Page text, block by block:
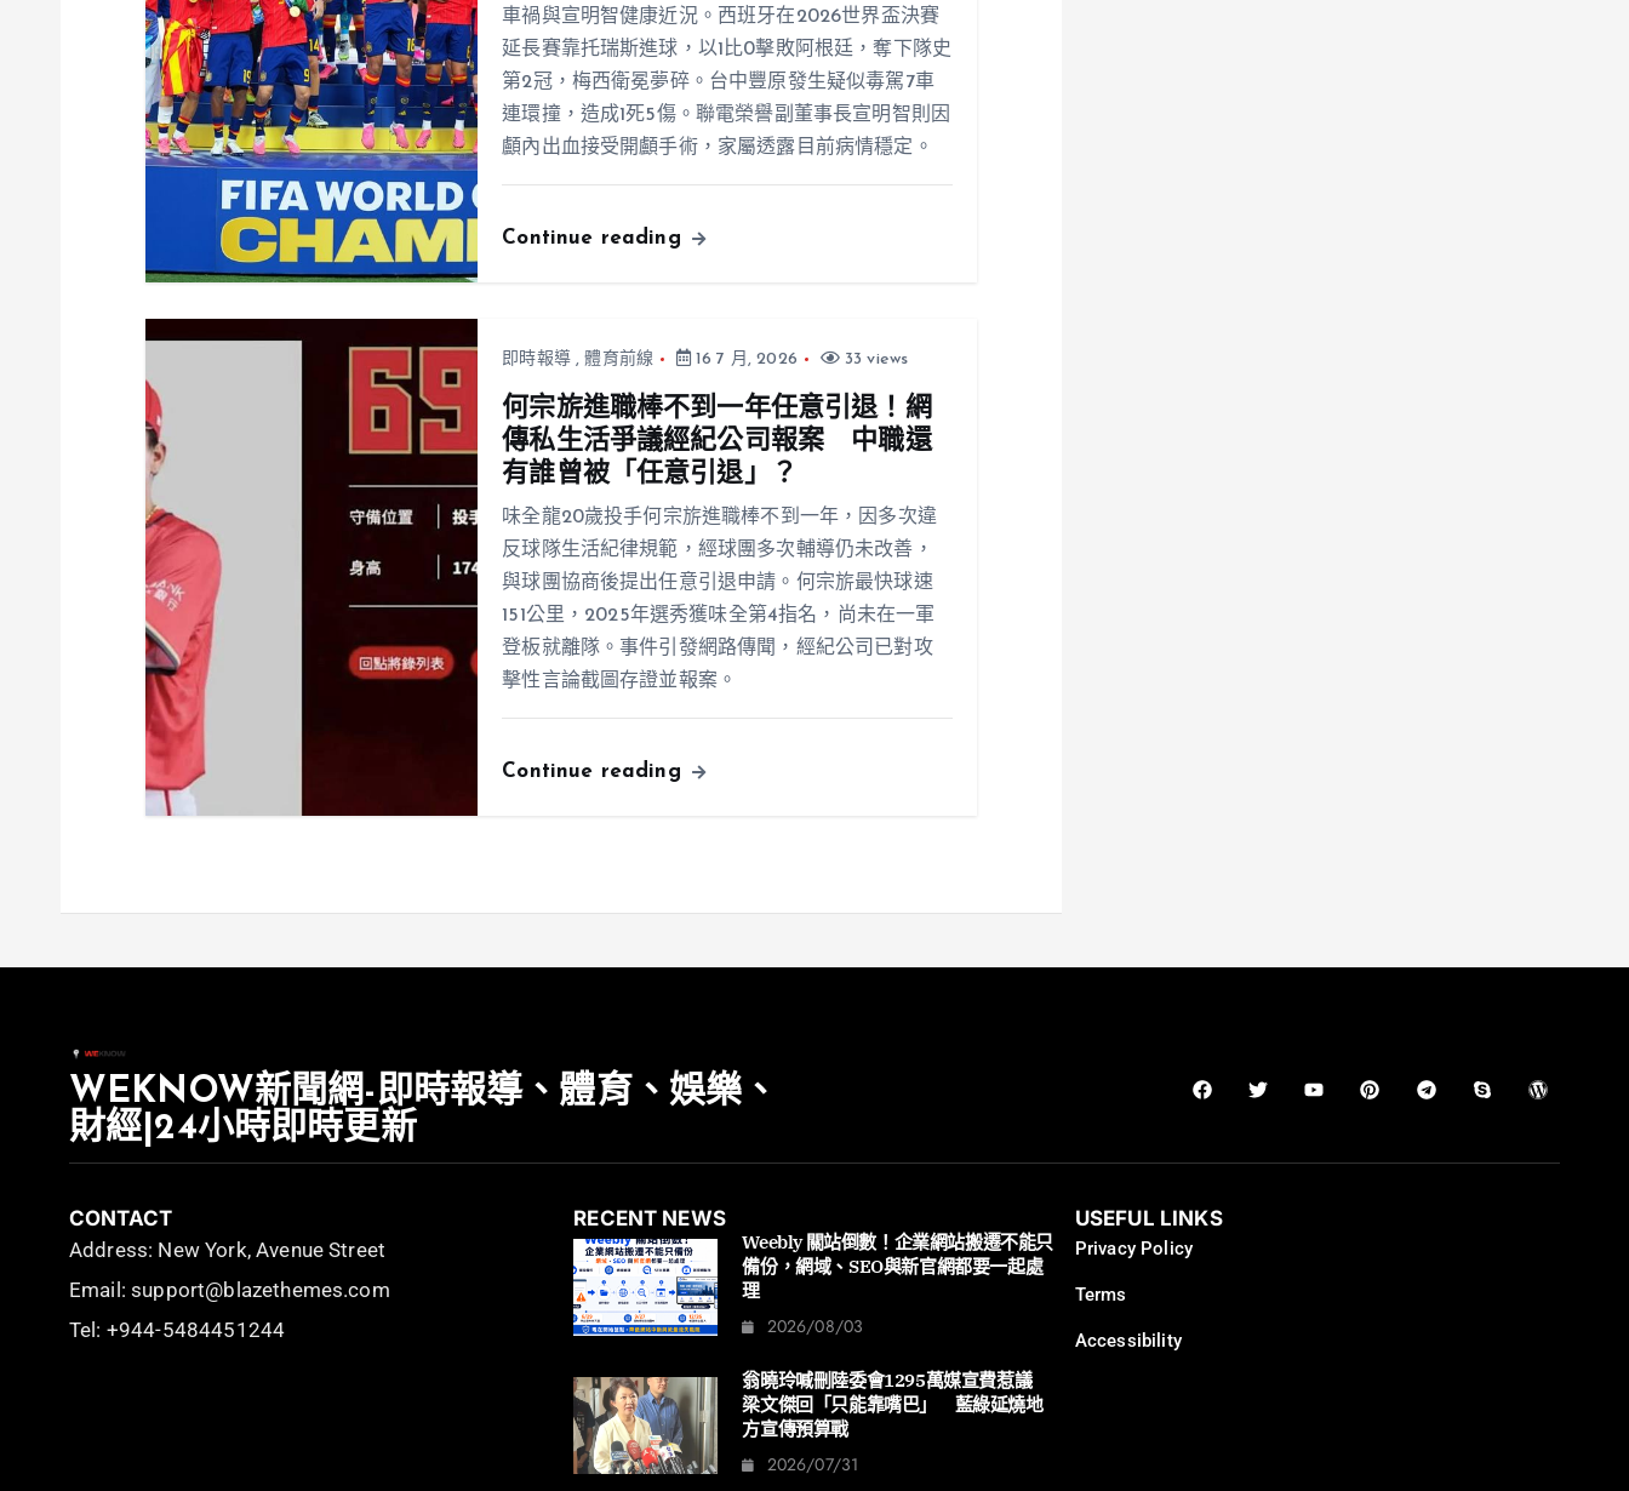
車禍與宣明智健康近況。西班牙在2026世界盃決賽
延長賽靠托瑞斯進球，以1比0擊敗阿根廷，奪下隊史
第2冠，梅西衛冕夢碎。台中豐原發生疑似毒駕7車
連環撞，造成1死5傷。聯電榮譽副董事長宣明智則因
顱內出血接受開顱手術，家屬透露目前病情穩定。
Continue reading
即時報導,體育前線 16 7 月, 2026 33 views
何宗旂進職棒不到一年任意引退！網
傳私生活爭議經紀公司報案 中職還
有誰曾被「任意引退」？
味全龍20歲投手何宗旂進職棒不到一年，因多次違
反球隊生活紀律規範，經球團多次輔導仍未改善，
與球團協商後提出任意引退申請。何宗旂最快球速
151公里，2025年選秀獲味全第4指名，尚未在一軍
登板就離隊。事件引發網路傳聞，經紀公司已對攻
擊性言論截圖存證並報案。
Continue reading
WEKNOW新聞網-即時報導、體育、娛樂、
財經|24小時即時更新
CONTACT
Address: New York, Avenue Street
Email: support@blazethemes.com
Tel: +944-5484451244
RECENT NEWS
Weebly 關站倒數！企業網站搬遷不能只
備份，網域、SEO與新官網都要一起處
理
2026/08/03
翁曉玲喊刪陸委會1295萬媒宣費惹議
梁文傑回「只能靠嘴巴」 藍綠延燒地
方宣傳預算戰
2026/07/31
USEFUL LINKS
Privacy Policy
Terms
Accessibility